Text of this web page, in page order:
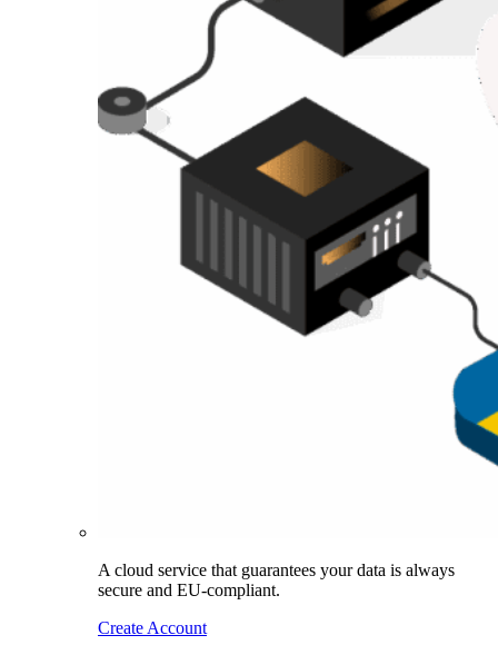
A cloud service that guarantees your data is always
secure and EU-compliant.
Create Account